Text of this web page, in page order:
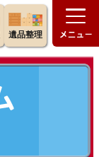
遺品整理